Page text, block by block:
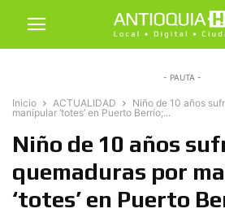
- PAUTA -
Inicio ACTUALIDAD
Niño de 10 años
manipular ‘totes’ en Puerto Berrío;...
Niño de 10 años
quemaduras por
‘totes’ en Puerto